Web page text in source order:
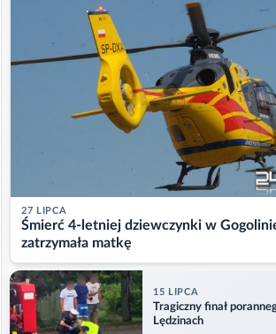
27 LIPCA
Śmierć 4-letniej dziewczynki w
zatrzymała matkę
15 LIPCA
Tragiczny finał
Lędzinach